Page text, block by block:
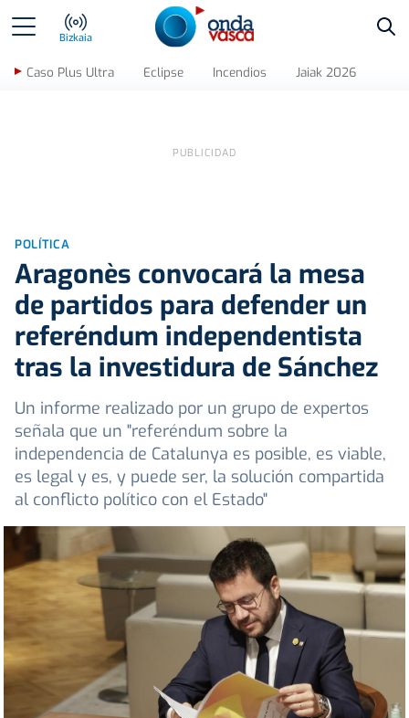
Bizkaia
Caso Plus Ultra Eclipse Incendios Jaiak 2026
POLÍTICA
Aragonès convocará la mesa
de partidos para defender un
referéndum independentista
tras la investidura de Sánchez
Un informe realizado por un grupo de expertos
señala que un "referéndum sobre la
independencia de Catalunya es posible, es viable,
es legal y es, y puede ser, la solución compartida
al conflicto político con el Estado"